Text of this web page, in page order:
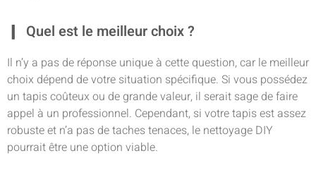
Quel est le meilleur choix ?
Il n’y a pas de réponse unique à cette question, car le meilleur
choix dépend de votre situation spécifique. Si vous possédez
un tapis coûteux ou de grande valeur, il serait sage de faire
appel à un professionnel. Cependant, si votre tapis est assez
robuste et n’a pas de taches tenaces, le nettoyage DIY
pourrait être une option viable.